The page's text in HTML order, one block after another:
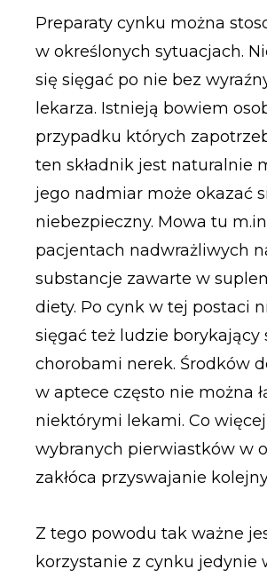
Preparaty cynku można
w określonych sytuacjach.
się sięgać po nie bez
lekarza. Istnieją bowiem
przypadku których
ten składnik jest naturalnie
jego nadmiar może okazać
niebezpieczny. Mowa tu
pacjentach nadwrażliwych
substancje zawarte w
diety. Po cynk w tej postaci
sięgać też ludzie borykający
chorobami nerek. Środków
w aptece często nie można
niektórymi lekami. Co
wybranych pierwiastków w
zakłóca przyswajanie
Z tego powodu tak ważne
korzystanie z cynku jedynie